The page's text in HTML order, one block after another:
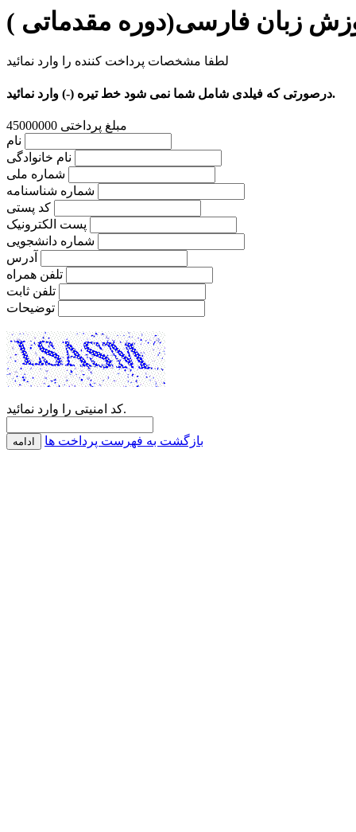
زبان فارسی(دوره مقدماتی )
لطفا مشخصات پرداخت کننده را وارد نمائید
درصورتی که فیلدی شامل شما نمی شود خط تیره (-) وارد نمائید.
مبلغ پرداختی 45000000
نام
نام خانوادگی
شماره ملی
شماره شناسنامه
کد پستی
شماره دانشجویی
آدرس
تلفن همراه
تلفن ثابت
توضیحات
کد امنیتی را وارد نمائید.
بازگشت به فهرست پرداخت ها